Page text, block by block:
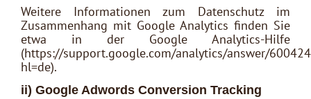
Weitere Informationen zum Datenschutz im
Zusammenhang mit Google Analytics finden Sie
etwa in der Google Analytics-Hilfe
(https://support.google.com/analytics/answer/
hl=de).
ii) Google Adwords Conversion Tracking